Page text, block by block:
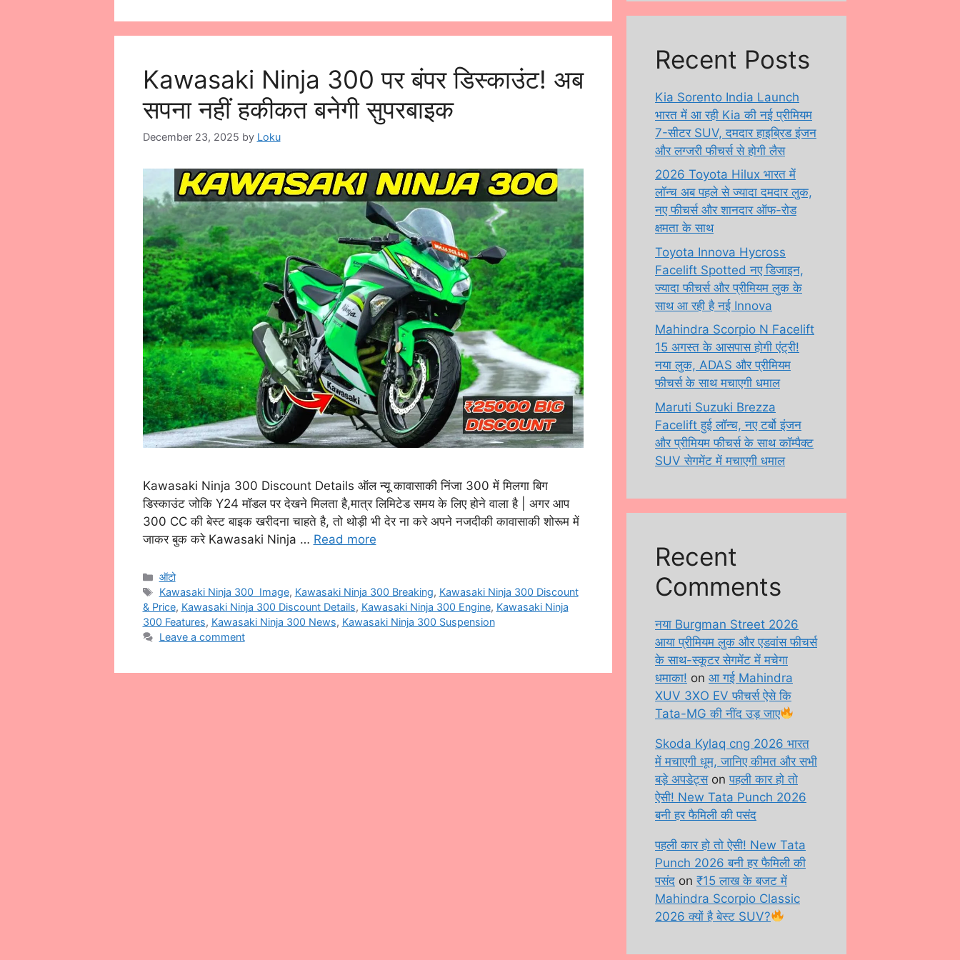
Kawasaki Ninja 300 पर बंपर डिस्काउंट! अब
सपना नहीं हकीकत बनेगी सुपरबाइक
December 23, 2025 by Loku
Kawasaki Ninja 300 Discount Details ऑल न्यू कावासाकी निंजा 300 में मिलगा बिग
डिस्काउंट जोकि Y24 मॉडल पर देखने मिलता है,मात्र लिमिटेड समय के लिए होने वाला है | अगर आप
300 CC की बेस्ट बाइक खरीदना चाहते है, तो थोड़ी भी देर ना करे अपने नजदीकी कावासाकी शोरूम में
जाकर बुक करे Kawasaki Ninja … Read more
Categories
ऑटो
Tags
Kawasaki Ninja 300 Image, Kawasaki Ninja 300 Breaking, Kawasaki Ninja 300 Discount
& Price, Kawasaki Ninja 300 Discount Details, Kawasaki Ninja 300 Engine, Kawasaki Ninja
300 Features, Kawasaki Ninja 300 News, Kawasaki Ninja 300 Suspension
Leave a comment
Recent Posts
Kia Sorento India Launch
भारत में आ रही Kia की नई प्रीमियम
7-सीटर SUV, दमदार हाइब्रिड इंजन
और लग्जरी फीचर्स से होगी लैस
2026 Toyota Hilux भारत में
लॉन्च अब पहले से ज्यादा दमदार लुक,
नए फीचर्स और शानदार ऑफ-रोड
क्षमता के साथ
Toyota Innova Hycross
Facelift Spotted नए डिजाइन,
ज्यादा फीचर्स और प्रीमियम लुक के
साथ आ रही है नई Innova
Mahindra Scorpio N Facelift
15 अगस्त के आसपास होगी एंट्री!
नया लुक, ADAS और प्रीमियम
फीचर्स के साथ मचाएगी धमाल
Maruti Suzuki Brezza
Facelift हुई लॉन्च, नए टर्बो इंजन
और प्रीमियम फीचर्स के साथ कॉम्पैक्ट
SUV सेगमेंट में मचाएगी धमाल
Recent
Comments
नया Burgman Street 2026
आया प्रीमियम लुक और एडवांस फीचर्स
के साथ-स्कूटर सेगमेंट में मचेगा
धमाका! on आ गई Mahindra
XUV 3XO EV फीचर्स ऐसे कि
Tata-MG की नींद उड़ जाए
Skoda Kylaq cng 2026 भारत
में मचाएगी धूम, जानिए कीमत और सभी
बड़े अपडेट्सonपहली कार हो तो
ऐसी! New Tata Punch 2026
बनी हर फैमिली की पसंद
पहली कार हो तो ऐसी! New Tata
Punch 2026 बनी हर फैमिली की
पसंद on ₹15 लाख के बजट में
Mahindra Scorpio Classic
2026 क्यों है बेस्ट SUV?